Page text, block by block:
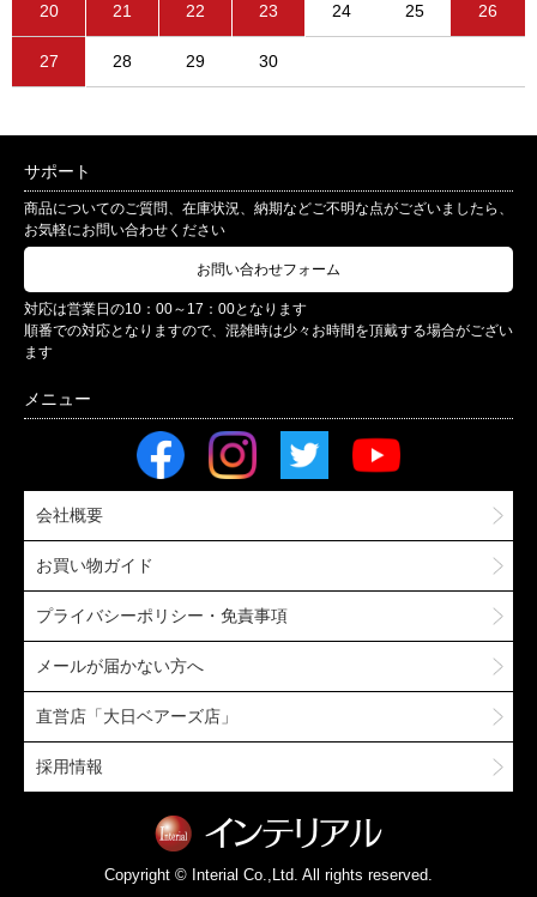
20 21 22 23 24 25 26
27 28 29 30
サポート
商品についてのご質問、在庫状況、納期などご不明な点がございましたら、
お気軽にお問い合わせください
お問い合わせフォーム
対応は営業日の10：00～17：00となります
順番での対応となりますので、混雑時は少々お時間を頂戴する場合がござい
ます
会社概要
お買い物ガイド
プライバシーポリシー・免責事項
メールが届かない方へ
直営店「大日ベアーズ店」
採用情報
Copyright © Interial Co.,Ltd. All rights reserved.